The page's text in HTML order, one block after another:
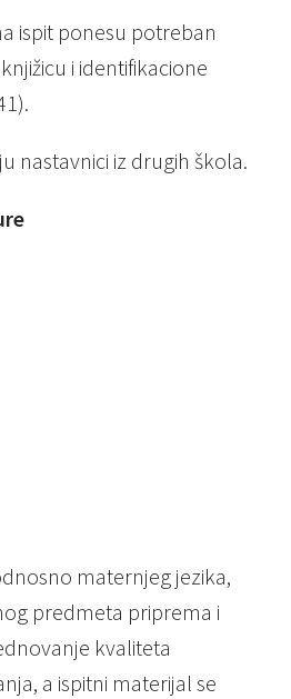
ispit ponesu potreban
i identifikacione
nastavnici iz drugih škola.
maternjeg jezika,
predmeta priprema i
kvaliteta
a ispitni materijal se